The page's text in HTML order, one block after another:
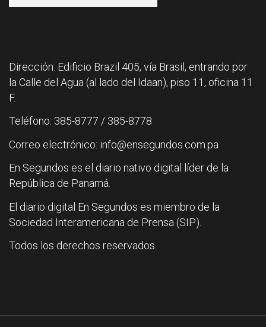
Dirección: Edificio Brazil 405, vía Brasil, entrando por
la Calle del Agua (al lado del Idaan), piso 11, oficina 11
F.
Teléfono: 385-8777 / 385-8778
Correo electrónico: info@ensegundos.com.pa
En Segundos es el diario nativo digital líder de la
República de Panamá.
El diario digital En Segundos es miembro de la
Sociedad Interamericana de Prensa (SIP).
Todos los derechos reservados.